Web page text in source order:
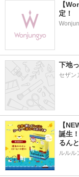
【
定！
下地
セザン
【
誕生
るん
ルルル